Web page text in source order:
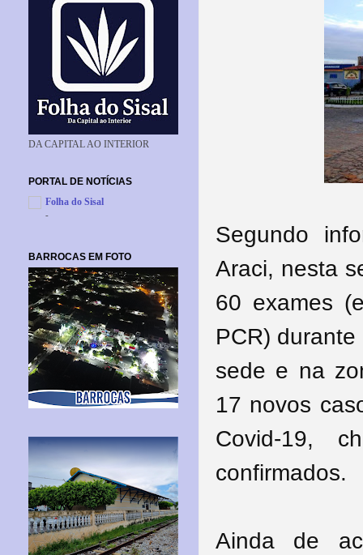
Segundo
Araci, nesta
60 exames
PCR)
sede e na
17 novos
Covid-19,
confirmados.
Ainda de
DA CAPITAL AO INTERIOR
PORTAL DE NOTÍCIAS
Folha do Sisal
-
BARROCAS EM FOTO